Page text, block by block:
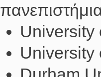
University
University